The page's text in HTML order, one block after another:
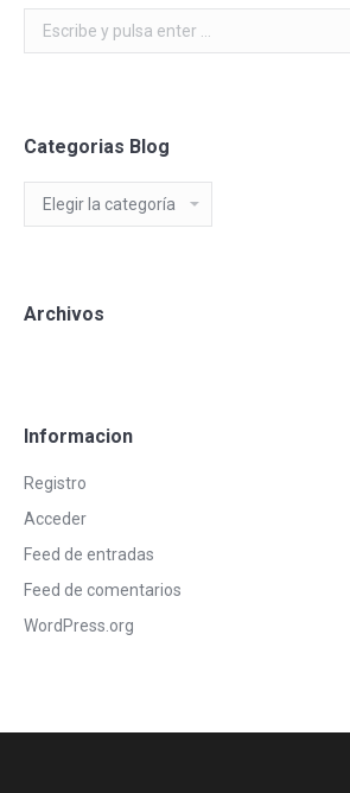
Categorias Blog
Blog
Archivos
Informacion
Registro
Acceder
Feed de entradas
Feed de comentarios
WordPress.org